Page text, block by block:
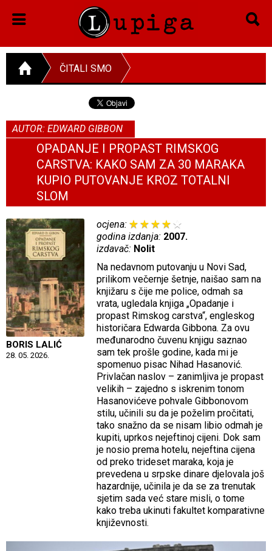
ČITALI SMO
AUTOR: EDWARD GIBBON
OPADANJE I PROPAST RIMSKOG
CARSTVA: KAKO SAM ZA 30 MARAKA
KUPIO PUTOVANJE KROZ TOTALNI
SLOM
BORIS LALIĆ
28. 05. 2026.
ocjena:
godina izdanja: 2007.
izdavač: Nolit
Na nedavnom putovanju u Novi Sad,
prilikom večernje šetnje, naišao sam na
knjižaru s čije me police, odmah sa
vrata, ugledala knjiga „Opadanje i
propast Rimskog carstva“, engleskog
historičara Edwarda Gibbona. Za ovu
međunarodno čuvenu knjigu saznao
sam tek prošle godine, kada mi je
spomenuo pisac Nihad Hasanović.
Privlačan naslov – zanimljiva je propast
velikih – zajedno s iskrenim tonom
Hasanovićeve pohvale Gibbonovom
stilu, učinili su da je poželim pročitati,
tako snažno da se nisam libio odmah je
kupiti, uprkos nejeftinoj cijeni. Dok sam
je nosio prema hotelu, nejeftina cijena
od preko trideset maraka, koja je
prevedena u srpske dinare djelovala još
hazardnije, učinila je da se za trenutak
sjetim sada već stare misli, o tome
kako treba ukinuti fakultet komparativne
književnosti.